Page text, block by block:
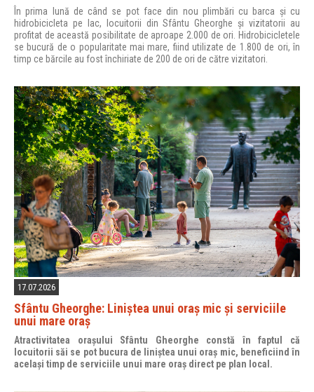
În prima lună de când se pot face din nou plimbări cu barca și cu
hidrobicicleta pe lac, locuitorii din Sfântu Gheorghe și vizitatorii au
profitat de această posibilitate de aproape 2.000 de ori. Hidrobicicletele
se bucură de o popularitate mai mare, fiind utilizate de 1.800 de ori, în
timp ce bărcile au fost închiriate de 200 de ori de către vizitatori.
17.07.2026
Sfântu Gheorghe: Liniștea unui oraș mic și serviciile
unui mare oraș
Atractivitatea orașului Sfântu Gheorghe constă în faptul că
locuitorii săi se pot bucura de liniștea unui oraș mic, beneficiind în
același timp de serviciile unui mare oraș direct pe plan local.